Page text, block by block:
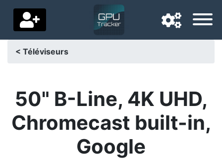
Pays de livraison
Accueil
< Téléviseurs
50" B-Line, 4K UHD,
Chromecast built-in,
Google